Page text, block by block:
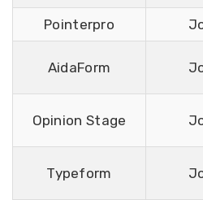
Pointerpro
AidaForm
Opinion Stage
Typeform